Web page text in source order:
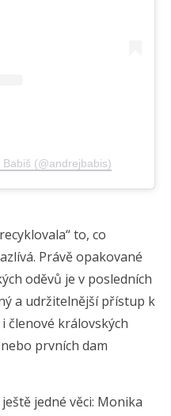
(@andrejbabis)
to, co
Právě opakované
oděvů je v posledních
a udržitelnější přístup k
členové královských
prvních dam
jedné věci: Monika